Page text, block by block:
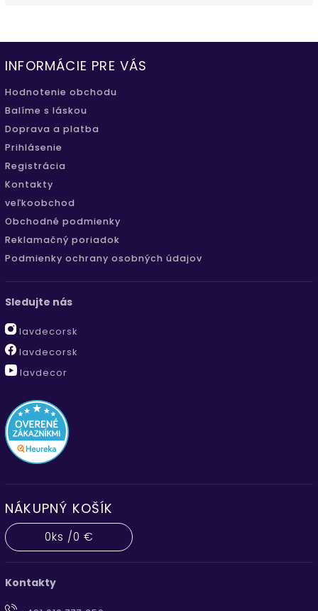
INFORMÁCIE PRE VÁS
Hodnotenie obchodu
Balíme s láskou
Doprava a platba
Prihlásenie
Registrácia
Kontakty
veľkoobchod
Obchodné podmienky
Reklamačný poriadok
Podmienky ochrany osobných údajov
Sledujte nás
lavdecorsk
lavdecorsk
lavdecor
NÁKUPNÝ KOŠÍK
0ks /0 €
Kontakty